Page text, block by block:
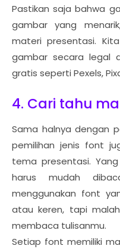
Pastikan saja bahwa
gambar yang
materi presentasi.
gambar secara legal
gratis seperti Pexels,
4. Cari tahu
Sama halnya dengan
pemilihan jenis font
tema presentasi.
harus mudah
menggunakan font
atau keren, tapi
membaca tulisanmu.
Setiap font memiliki